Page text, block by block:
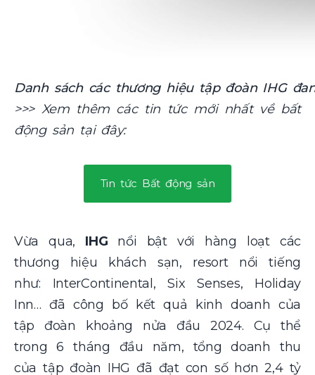
Danh sách các thương hiệu tập đoàn IHG
>>> Xem thêm các tin tức mới nhất về bất
động sản tại đây:
Tin tức Bất động sản
Vừa qua, IHG nổi bật với hàng loạt các
thương hiệu khách sạn, resort nổi tiếng
như: InterContinental,Six Senses, Holiday
Inn… đã công bố kết quả kinh doanh của
tập đoàn khoảng nửa đầu 2024. Cụ thể
trong 6 tháng đầu năm, tổng doanh thu
của tập đoàn IHG đã đạt con số hơn 2,4 tỷ